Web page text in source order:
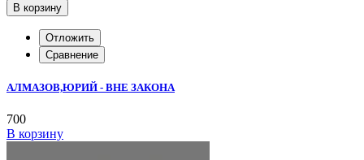
В корзину
Отложить
Сравнение
АЛМАЗОВ,ЮРИЙ - ВНЕ ЗАКОНА
700
В корзину